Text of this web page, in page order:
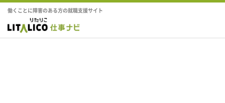
働くことに障害のある方の就職支援サイト